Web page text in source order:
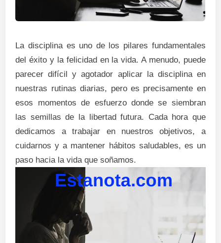
La disciplina es uno de los pilares fundamentales
del éxito y la felicidad en la vida. A menudo, puede
parecer difícil y agotador aplicar la disciplina en
nuestras rutinas diarias, pero es precisamente en
esos momentos de esfuerzo donde se siembran
las semillas de la libertad futura. Cada hora que
dedicamos a trabajar en nuestros objetivos, a
cuidarnos y a mantener hábitos saludables, es un
paso hacia la vida que soñamos.